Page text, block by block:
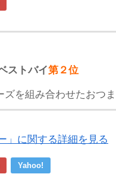
ストバイ第２位
を組み合わせたおつ
」に関する詳細を見る
Yahoo!